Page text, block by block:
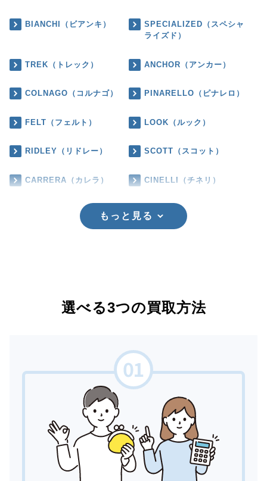
BIANCHI（ビアンキ）
SPECIALIZED（スペシャ
ライズド）
TREK（トレック） ANCHOR（アンカー）
COLNAGO（コルナゴ） PINARELLO（ピナレロ）
FELT（フェルト） LOOK（ルック）
RIDLEY（リドレー） SCOTT（スコット）
CARRERA（カレラ） CINELLI（チネリ）
もっと見る
選べる3つの買取方法